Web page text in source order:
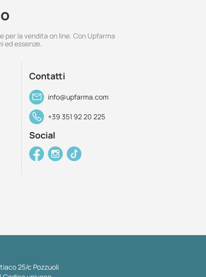
la vendita on line. Con Upfarma
ed essenze.
Contatti
info@upfarma.com
+39 351 92 20 225
Social
25/c Pozzuoli